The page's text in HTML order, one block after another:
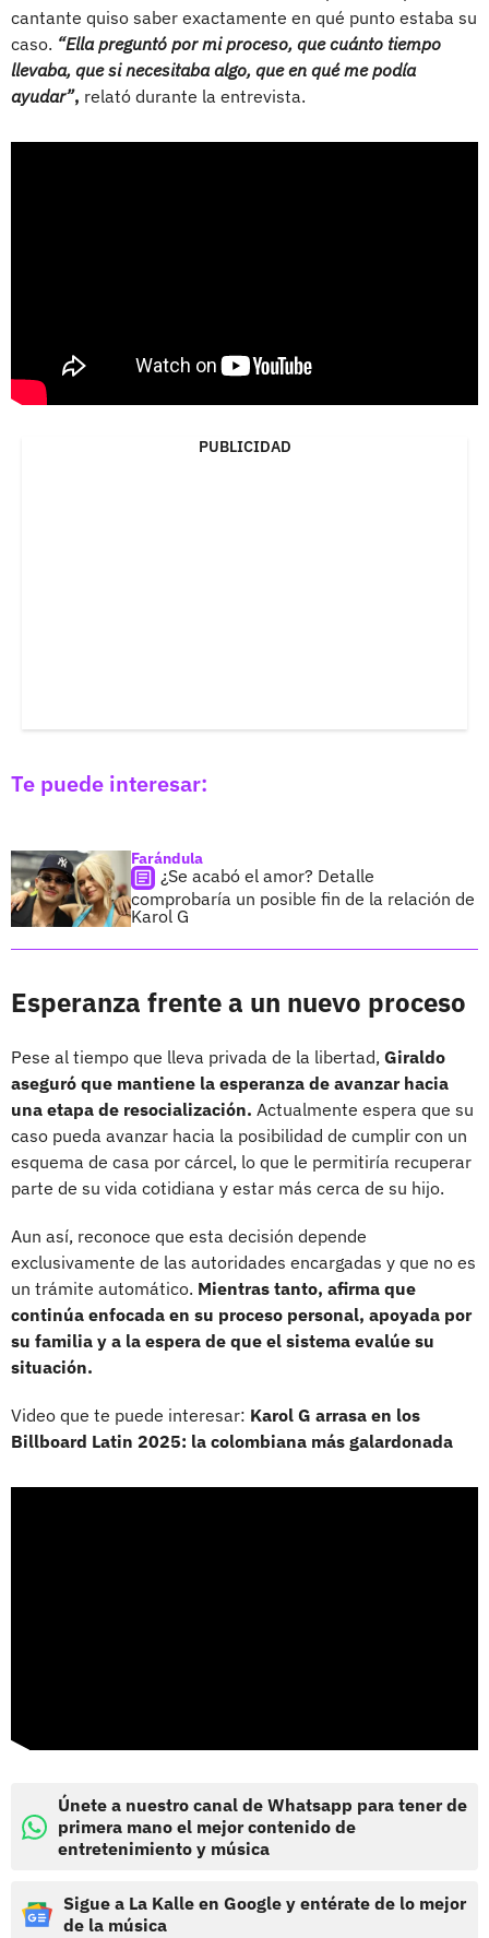
cantante quiso saber exactamente en qué punto estaba su
caso. “Ella preguntó por mi proceso, que cuánto tiempo
llevaba, que si necesitaba algo, que en qué me podía
ayudar”, relató durante la entrevista.
PUBLICIDAD
Te puede interesar:
Farándula
¿Se acabó el amor? Detalle
comprobaría un posible fin de la relación de
Karol G
Esperanza frente a un nuevo proceso
Pese al tiempo que lleva privada de la libertad, Giraldo
aseguró que mantiene la esperanza de avanzar hacia
una etapa de resocialización. Actualmente espera que su
caso pueda avanzar hacia la posibilidad de cumplir con un
esquema de casa por cárcel, lo que le permitiría recuperar
parte de su vida cotidiana y estar más cerca de su hijo.
Aun así, reconoce que esta decisión depende
exclusivamente de las autoridades encargadas y que no es
un trámite automático. Mientras tanto, afirma que
continúa enfocada en su proceso personal, apoyada por
su familia y a la espera de que el sistema evalúe su
situación.
Video que te puede interesar: Karol G arrasa en los
Billboard Latin 2025: la colombiana más galardonada
Únete a nuestro canal de Whatsapp para tener de
primera mano el mejor contenido de
entretenimiento y música
Sigue a La Kalle en Google y entérate de lo mejor
de la música